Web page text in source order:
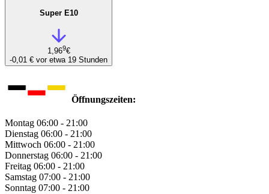
Super E10
1,969€
-0,01 € vor etwa 19 Stunden
Öffnungszeiten:
Montag 06:00 - 21:00
Dienstag 06:00 - 21:00
Mittwoch 06:00 - 21:00
Donnerstag 06:00 - 21:00
Freitag 06:00 - 21:00
Samstag 07:00 - 21:00
Sonntag 07:00 - 21:00